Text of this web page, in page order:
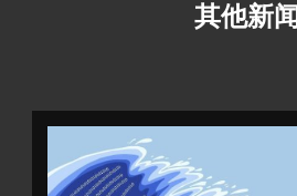
其他新闻